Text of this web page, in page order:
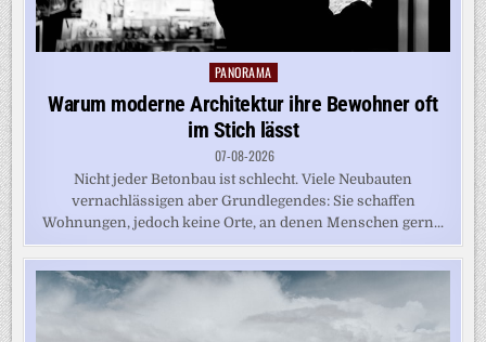
Posted
in
PANORAMA
Warum moderne Architektur ihre Bewohner oft
im Stich lässt
07-08-2026
Nicht jeder Betonbau ist schlecht. Viele Neubauten
vernachlässigen aber Grundlegendes: Sie schaffen
Wohnungen, jedoch keine Orte, an denen Menschen gern...